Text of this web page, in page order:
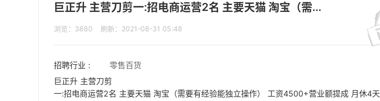
巨正升 主营刀剪一:招电商运营2名 主要天猫 淘宝（需...
浏览：3880 刷新：2021-08-31 05:48
招聘行业 :
零售百货
巨正升 主营刀剪
一:招电商运营2名 主要天猫 淘宝（需要有经验能独立操作） 工资4500+营业额提成 月休4天